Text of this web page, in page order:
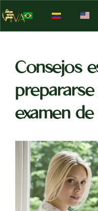
Consejos
examen